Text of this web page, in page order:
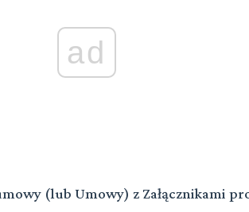
ad
(lub Umowy) z Załącznikami